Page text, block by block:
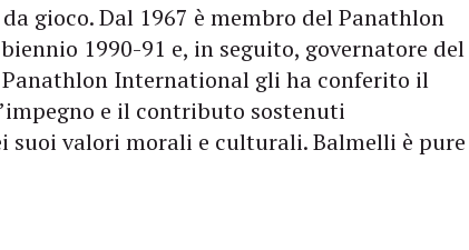
gioco. Dal 1967 è membro del Panathlon
1990-91 e, in seguito, governatore del
International gli ha conferito il
e il contributo sostenuti
suoi valori morali e culturali. Balmelli è pure